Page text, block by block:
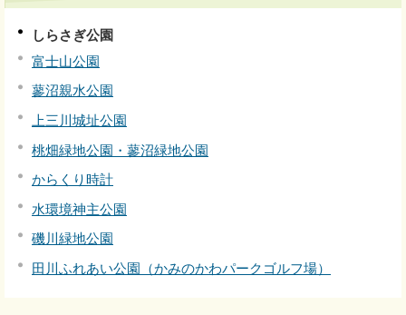
しらさぎ公園
富士山公園
蓼沼親水公園
上三川城址公園
桃畑緑地公園・蓼沼緑地公園
からくり時計
水環境神主公園
磯川緑地公園
田川ふれあい公園（かみのかわパークゴルフ場）